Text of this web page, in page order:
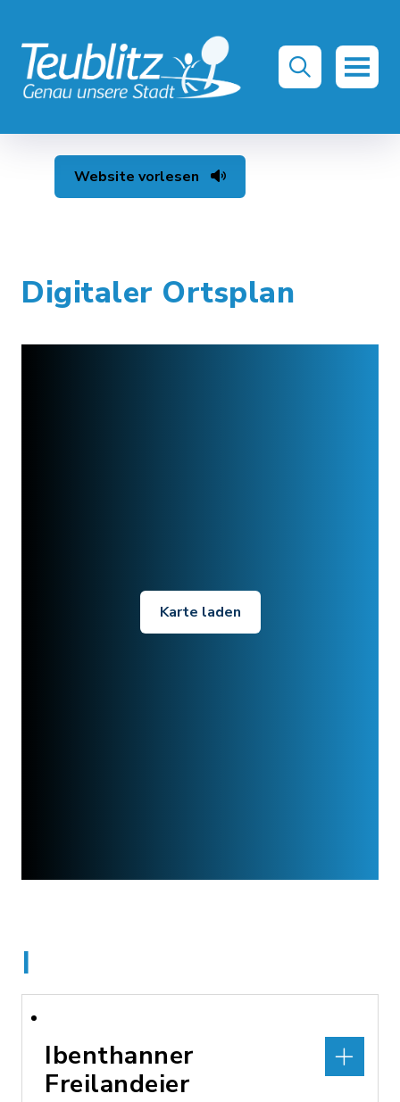
Website vorlesen
Digitaler Ortsplan
Karte laden
I
Ibenthanner
Freilandeier